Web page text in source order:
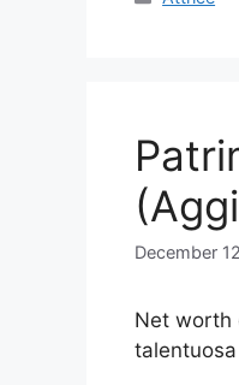
December
Net worth